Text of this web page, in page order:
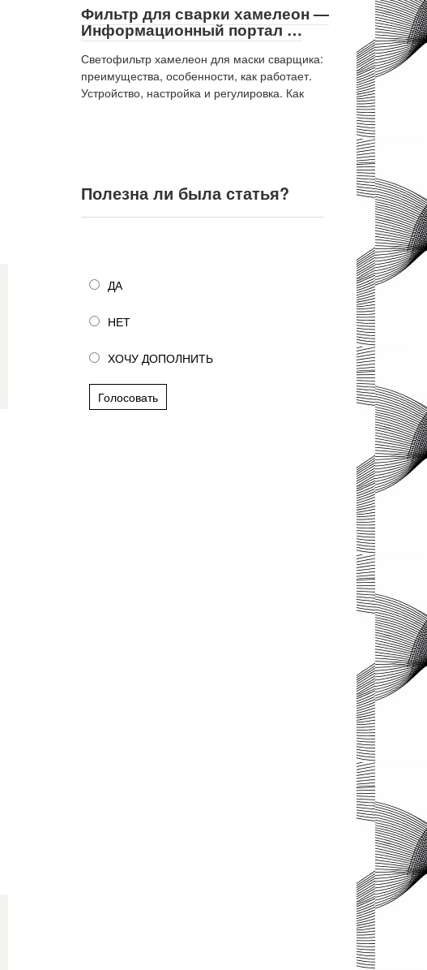
Фильтр для сварки хамелеон —
Информационный портал …
Светофильтр хамелеон для маски сварщика:
преимущества, особенности, как работает.
Устройство, настройка и регулировка. Как
Полезна ли была статья?
ДА
НЕТ
ХОЧУ ДОПОЛНИТЬ
Голосовать